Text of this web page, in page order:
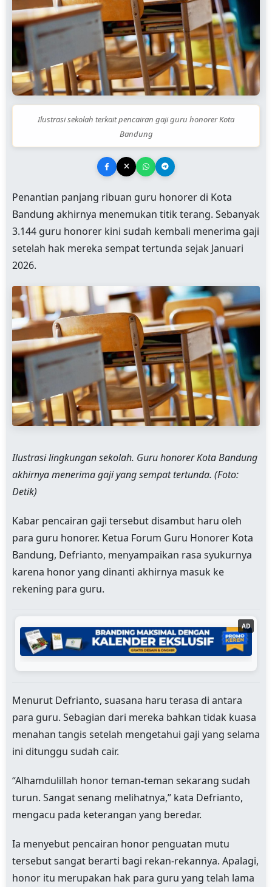
Ilustrasi sekolah terkait pencairan gaji guru honorer Kota
Bandung
Penantian panjang ribuan guru honorer di Kota
Bandung akhirnya menemukan titik terang. Sebanyak
3.144 guru honorer kini sudah kembali menerima gaji
setelah hak mereka sempat tertunda sejak Januari
2026.
Ilustrasi lingkungan sekolah. Guru honorer Kota Bandung
akhirnya menerima gaji yang sempat tertunda. (Foto:
Detik)
Kabar pencairan gaji tersebut disambut haru oleh
para guru honorer. Ketua Forum Guru Honorer Kota
Bandung, Defrianto, menyampaikan rasa syukurnya
karena honor yang dinanti akhirnya masuk ke
rekening para guru.
AD
Menurut Defrianto, suasana haru terasa di antara
para guru. Sebagian dari mereka bahkan tidak kuasa
menahan tangis setelah mengetahui gaji yang selama
ini ditunggu sudah cair.
“Alhamdulillah honor teman-teman sekarang sudah
turun. Sangat senang melihatnya,” kata Defrianto,
mengacu pada keterangan yang beredar.
Ia menyebut pencairan honor penguatan mutu
tersebut sangat berarti bagi rekan-rekannya. Apalagi,
honor itu merupakan hak para guru yang telah lama